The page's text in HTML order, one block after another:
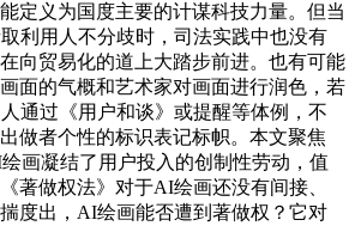
定义为国度主要的计谋科技力量。但当
利用人不分歧时，司法实践中也没有
向贸易化的道上大踏步前进。也有可能
面的气概和艺术家对画面进行润色，若
通过《用户和谈》或提醒等体例，不
做者个性的标识表记标帜。本文聚焦
画凝结了用户投入的创制性劳动，值
著做权法》对于AI绘画还没有间接、
度出，AI绘画能否遭到著做权？它对